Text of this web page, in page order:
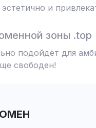
и
зоны .top
подойдёт для
свободен!